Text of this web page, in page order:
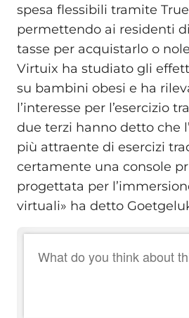
spesa flessibili tramite
permettendo ai residenti
tasse per acquistarlo o
Virtuix ha studiato gli
su bambini obesi e ha
l’interesse per l’esercizio
due terzi hanno detto che
più attraente di esercizi
certamente una console
progettata per
virtuali» ha detto